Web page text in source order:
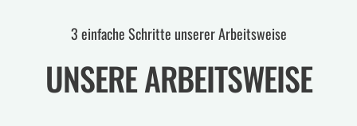
3 einfache Schritte unserer Arbeitsweise
UNSERE ARBEITSWEISE